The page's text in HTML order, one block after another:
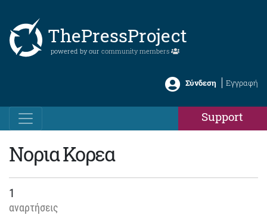
ThePressProject
powered by our community members
Σύνδεση Εγγραφή
Support
Νορια Κορεα
1
αναρτήσεις